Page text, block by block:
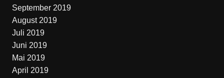
September 2019
August 2019
Juli 2019
Juni 2019
Mai 2019
April 2019